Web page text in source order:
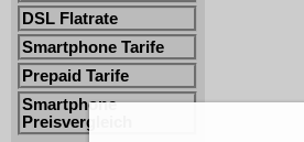
DSL Flatrate
Smartphone Tarife
Prepaid Tarife
Smartphone
Preisvergleich